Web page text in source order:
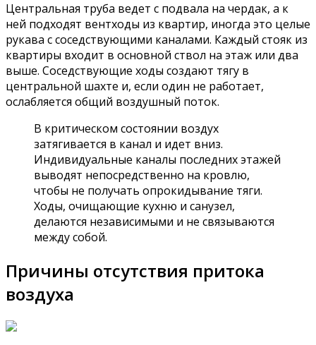
Центральная труба ведет с подвала на чердак, а к
ней подходят вентходы из квартир, иногда это целые
рукава с соседствующими каналами. Каждый стояк из
квартиры входит в основной ствол на этаж или два
выше. Соседствующие ходы создают тягу в
центральной шахте и, если один не работает,
ослабляется общий воздушный поток.
В критическом состоянии воздух
затягивается в канал и идет вниз.
Индивидуальные каналы последних этажей
выводят непосредственно на кровлю,
чтобы не получать опрокидывание тяги.
Ходы, очищающие кухню и санузел,
делаются независимыми и не связываются
между собой.
Причины отсутствия притока
воздуха